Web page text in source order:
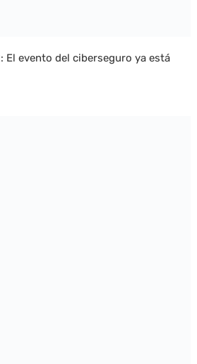
El evento del ciberseguro ya está